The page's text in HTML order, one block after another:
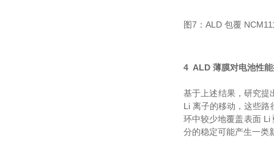
图7：ALD 包覆
4 ALD 薄膜对电池性
基于上述结果，研
Li 离子的移动，这些
环中较少地覆盖表面 Li
分的稳定可能产生一类新